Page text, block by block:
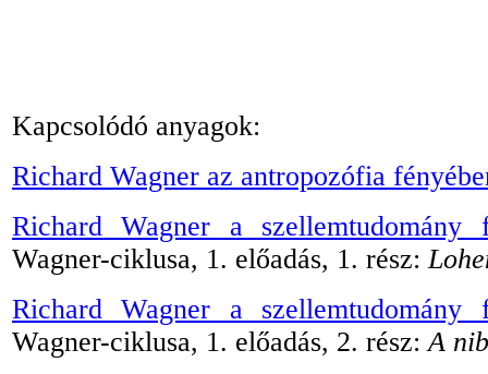
Kapcsolódó anyagok:
Richard Wagner az antropozófia
Richard Wagner a szellemtudomány
Wagner-ciklusa, 1. előadás, 1. rész:
Richard Wagner a szellemtudomány
Wagner-ciklusa, 1. előadás, 2. rész: A